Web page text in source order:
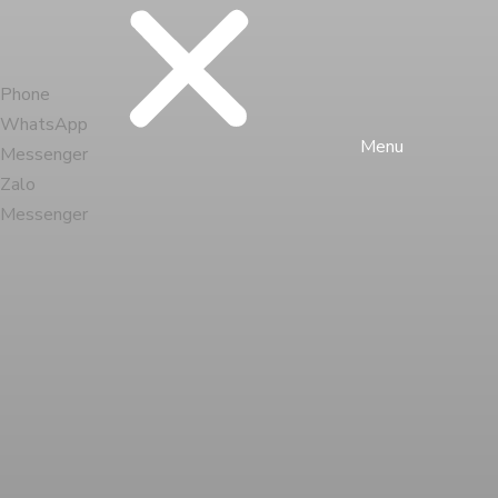
Menu
Phone
WhatsApp
Messenger
Zalo
Messenger